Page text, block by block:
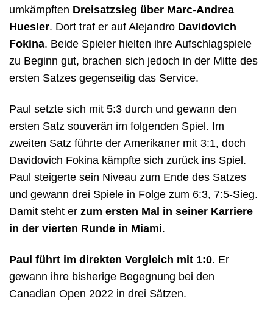
umkämpften Dreisatzsieg über Marc-Andrea
Huesler. Dort traf er auf Alejandro Davidovich
Fokina. Beide Spieler hielten ihre Aufschlagspiele
zu Beginn gut, brachen sich jedoch in der Mitte des
ersten Satzes gegenseitig das Service.
Paul setzte sich mit 5:3 durch und gewann den
ersten Satz souverän im folgenden Spiel. Im
zweiten Satz führte der Amerikaner mit 3:1, doch
Davidovich Fokina kämpfte sich zurück ins Spiel.
Paul steigerte sein Niveau zum Ende des Satzes
und gewann drei Spiele in Folge zum 6:3, 7:5-Sieg.
Damit steht er zum ersten Mal in seiner Karriere
in der vierten Runde in Miami.
Paul führt im direkten Vergleich mit 1:0. Er
gewann ihre bisherige Begegnung bei den
Canadian Open 2022 in drei Sätzen.